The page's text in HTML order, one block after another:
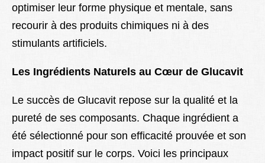
optimiser leur forme physique et mentale, sans
recourir à des produits chimiques ni à des
stimulants artificiels.
Les Ingrédients Naturels au Cœur de Glucavit
Le succès de Glucavit repose sur la qualité et la
pureté de ses composants. Chaque ingrédient a
été sélectionné pour son efficacité prouvée et son
impact positif sur le corps. Voici les principaux